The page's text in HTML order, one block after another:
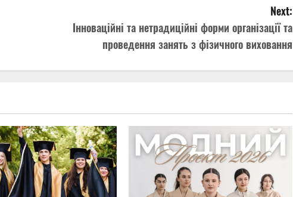
Next:
Інноваційні та нетрадиційні форми організації та
проведення занять з фізичного виховання